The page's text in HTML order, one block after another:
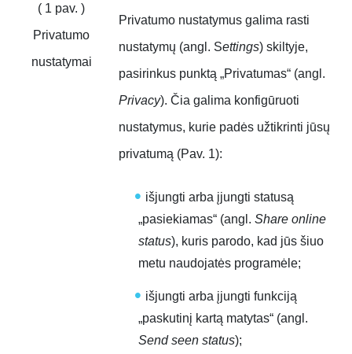
( 1 pav. )
Privatumo
nustatymai
Privatumo nustatymus galima rasti
nustatymų (angl. Settings) skiltyje,
pasirinkus punktą „Privatumas“ (angl.
Privacy). Čia galima konfigūruoti
nustatymus, kurie padės užtikrinti jūsų
privatumą (Pav. 1):
išjungti arba įjungti statusą
„pasiekiamas“ (angl. Share online
status), kuris parodo, kad jūs šiuo
metu naudojatės programėle;
išjungti arba įjungti funkciją
„paskutinį kartą matytas“ (angl.
Send seen status);